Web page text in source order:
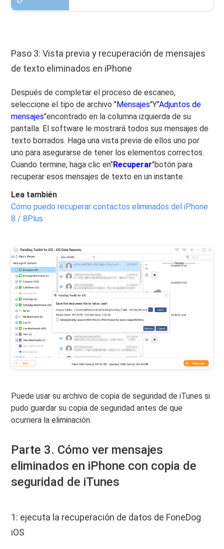
Paso 3: Vista previa y recuperación de mensajes
de texto eliminados en iPhone
Después de completar el proceso de escaneo,
seleccione el tipo de archivo "Mensajes"Y"Adjuntos de
mensajes"encontrado en la columna izquierda de su
pantalla. El software le mostrará todos sus mensajes de
texto borrados. Haga una vista previa de ellos uno por
uno para asegurarse de tener los elementos correctos.
Cuando termine, haga clic en"Recuperar"botón para
recuperar esos mensajes de texto en un instante.
Lea también
Cómo puedo recuperar contactos eliminados del iPhone
8 / 8Plus
Puede usar su archivo de copia de seguridad de iTunes si
pudo guardar su copia de seguridad antes de que
ocurriera la eliminación.
Parte 3. Cómo ver mensajes
eliminados en iPhone con copia de
seguridad de iTunes
1: ejecuta la recuperación de datos de FoneDog
iOS